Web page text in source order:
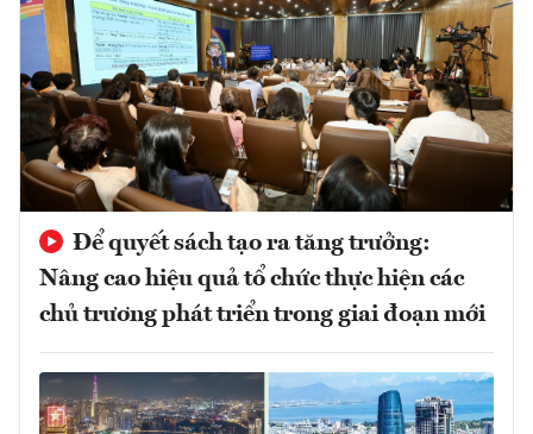
Để quyết sách tạo ra tăng trưởng:
Nâng cao hiệu quả tổ chức thực hiện các
chủ trương phát triển trong giai đoạn mới